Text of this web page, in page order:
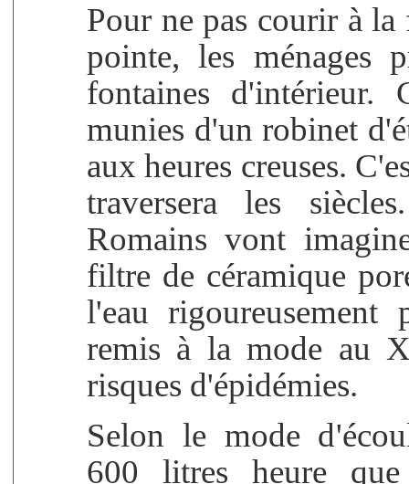
Pour ne pas courir à la
pointe, les ménages
fontaines d'intérieur.
munies d'un robinet
aux heures creuses.
traversera les
Romains vont
filtre de céramique
l'eau
remis à la mode au
risques d'épidémies.
Selon le mode
600 litres heure